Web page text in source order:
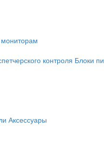
контроля Блоки
Аксессуары